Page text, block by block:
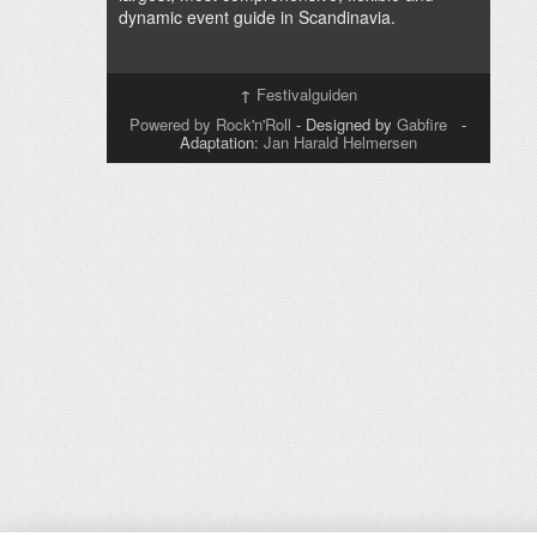
dynamic event guide in Scandinavia.
↑ Festivalguiden
Powered by Rock'n'Roll - Designed by Gabfire -
Adaptation: Jan Harald Helmersen